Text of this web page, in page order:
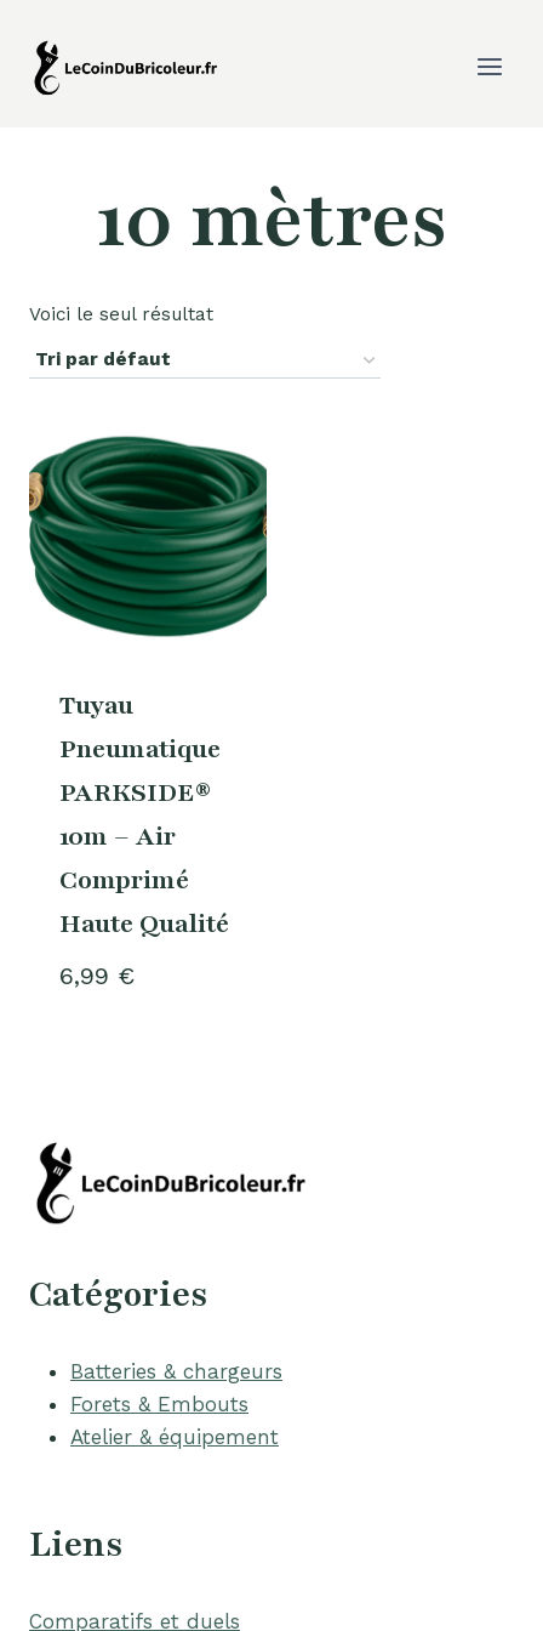
contenu
10 mètres
Voici le seul résultat
Tuyau
Pneumatique
PARKSIDE®
10m – Air
Comprimé
Haute Qualité
6,99 €
Catégories
Batteries & chargeurs
Forets & Embouts
Atelier & équipement
Liens
Comparatifs et duels